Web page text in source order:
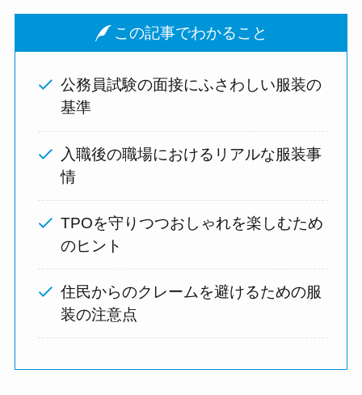
この記事でわかること
公務員試験の面接にふさわしい服装の
基準
入職後の職場におけるリアルな服装事
情
TPOを守りつつおしゃれを楽しむため
のヒント
住民からのクレームを避けるための服
装の注意点